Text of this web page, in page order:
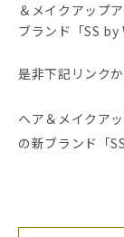
＆メイクアップ
ブランド「SS by
是非下記リンク
ヘア＆メイクア
の新ブランド「